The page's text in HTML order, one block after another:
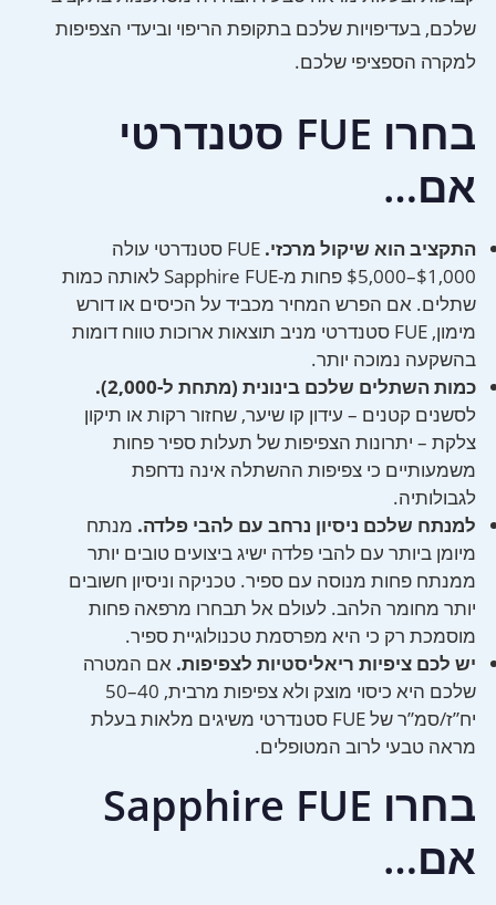
שלכם, בעדיפויות שלכם בתקופת הריפוי וביעדי הצפיפות
למקרה הספציפי שלכם.
בחרו FUE סטנדרטי
אם…
התקציב הוא שיקול מרכזי.
FUE סטנדרטי עולה
$1,000–$5,000 פחות מ-Sapphire FUE לאותה כמות
שתלים. אם הפרש המחיר מכביד על הכיסים או דורש
מימון, FUE סטנדרטי מניב תוצאות ארוכות טווח דומות
בהשקעה נמוכה יותר.
כמות השתלים שלכם בינונית (מתחת ל-2,000).
לסשנים קטנים – עידון קו שיער, שחזור רקות או תיקון
צלקת – יתרונות הצפיפות של תעלות ספיר פחות
משמעותיים כי צפיפות ההשתלה אינה נדחפת
לגבולותיה.
למנתח שלכם ניסיון נרחב עם להבי פלדה. מנתח
מיומן ביותר עם להבי פלדה ישיג ביצועים טובים יותר
ממנתח פחות מנוסה עם ספיר. טכניקה וניסיון חשובים
יותר מחומר הלהב. לעולם אל תבחרו מרפאה פחות
מוסמכת רק כי היא מפרסמת טכנולוגיית ספיר.
יש לכם ציפיות ריאליסטיות לצפיפות. אם המטרה
שלכם היא כיסוי מוצק ולא צפיפות מרבית, 40–50
יח”ז/סמ”ר של FUE סטנדרטי משיגים מלאות בעלת
מראה טבעי לרוב המטופלים.
בחרו Sapphire FUE
אם…